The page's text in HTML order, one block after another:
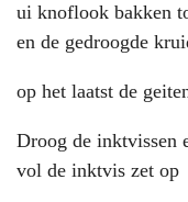
ui knoflook bakken
en de gedroogde
op het laatst de
Droog de inktvissen
vol de inktvis zet op